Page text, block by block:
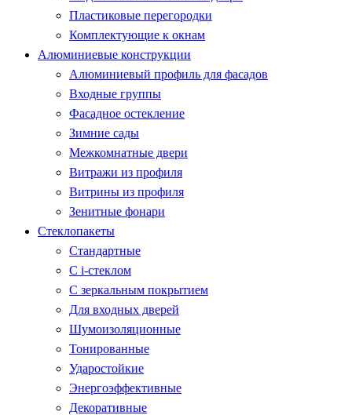
Пластиковые перегородки
Комплектующие к окнам
Алюминиевые конструкции
Алюминиевый профиль для фасадов
Входные группы
Фасадное остекление
Зимние сады
Межкомнатные двери
Витражи из профиля
Витрины из профиля
Зенитные фонари
Стеклопакеты
Стандартные
С i-стеклом
С зеркальным покрытием
Для входных дверей
Шумоизоляционные
Тонированные
Ударостойкие
Энергоэффективные
Декоративные